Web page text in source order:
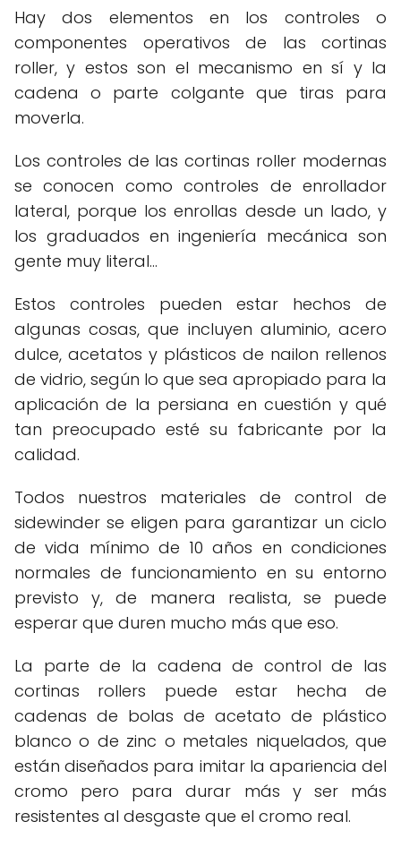
Hay dos elementos en los controles o
componentes operativos de las cortinas
roller, y estos son el mecanismo en sí y la
cadena o parte colgante que tiras para
moverla.
Los controles de las cortinas roller modernas
se conocen como controles de enrollador
lateral, porque los enrollas desde un lado, y
los graduados en ingeniería mecánica son
gente muy literal...
Estos controles pueden estar hechos de
algunas cosas, que incluyen aluminio, acero
dulce, acetatos y plásticos de nailon rellenos
de vidrio, según lo que sea apropiado para la
aplicación de la persiana en cuestión y qué
tan preocupado esté su fabricante por la
calidad.
Todos nuestros materiales de control de
sidewinder se eligen para garantizar un ciclo
de vida mínimo de 10 años en condiciones
normales de funcionamiento en su entorno
previsto y, de manera realista, se puede
esperar que duren mucho más que eso.
La parte de la cadena de control de las
cortinas rollers puede estar hecha de
cadenas de bolas de acetato de plástico
blanco o de zinc o metales niquelados, que
están diseñados para imitar la apariencia del
cromo pero para durar más y ser más
resistentes al desgaste que el cromo real.